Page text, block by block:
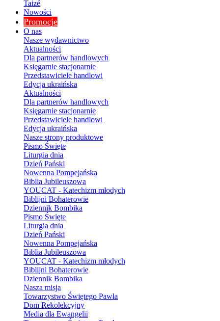
Taizé
Nowości
Promocje
O nas
Nasze wydawnictwo
Aktualności
Dla partnerów handlowych
Księgarnie stacjonarnie
Przedstawiciele handlowi
Edycja ukraińska
Aktualności
Dla partnerów handlowych
Księgarnie stacjonarnie
Przedstawiciele handlowi
Edycja ukraińska
Nasze strony produktowe
Pismo Święte
Liturgia dnia
Dzień Pański
Nowenna Pompejańska
Biblia Jubileuszowa
YOUCAT - Katechizm młodych
Biblijni Bohaterowie
Dziennik Bombika
Pismo Święte
Liturgia dnia
Dzień Pański
Nowenna Pompejańska
Biblia Jubileuszowa
YOUCAT - Katechizm młodych
Biblijni Bohaterowie
Dziennik Bombika
Nasza misja
Towarzystwo Świętego Pawła
Dom Rekolekcyjny
Media dla Ewangelii